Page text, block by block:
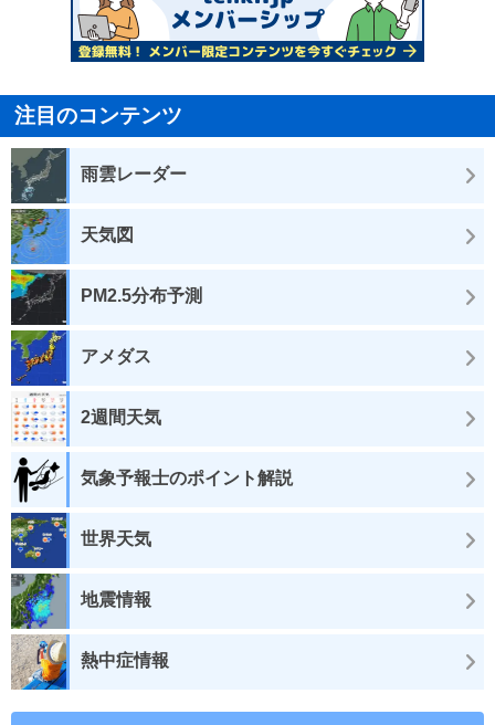
注目のコンテンツ
雨雲レーダー
天気図
PM2.5分布予測
アメダス
2週間天気
気象予報士のポイント解説
世界天気
地震情報
熱中症情報